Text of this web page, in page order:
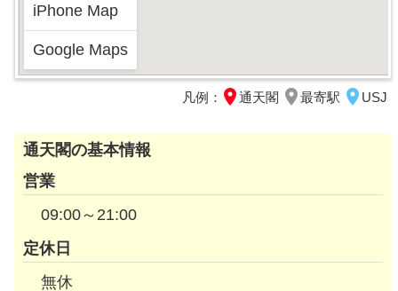
iPhone Map
Google Maps
USJ
最寄駅
通天閣
凡例：
通天閣の基本情報
営業
09:00～21:00
定休日
無休